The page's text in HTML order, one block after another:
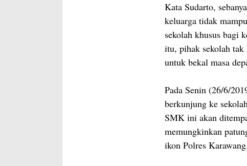
Kata Sudarto,
keluarga tidak
sekolah khusus bagi
itu, pihak sekolah
untuk bekal masa
Pada Senin (26/6/
berkunjung ke
SMK ini akan
memungkinkan
ikon Polres Karawang.